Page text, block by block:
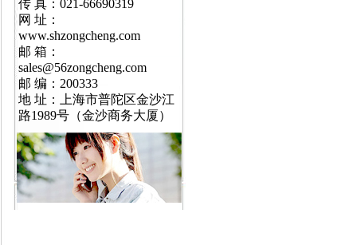
传 真：021-66690319
网 址：
www.shzongcheng.com
邮 箱：
sales@56zongcheng.com
邮 编：200333
地 址：上海市普陀区金沙江
路1989号（金沙商务大厦）